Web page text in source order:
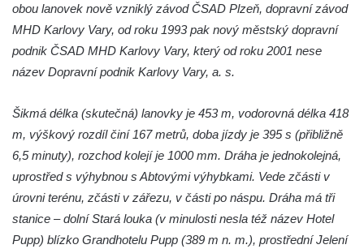
obou lanovek nově vzniklý závod ČSAD Plzeň, dopravní závod
MHD Karlovy Vary, od roku 1993 pak nový městský dopravní
podnik ČSAD MHD Karlovy Vary, který od roku 2001 nese
název Dopravní podnik Karlovy Vary, a. s.
Šikmá délka (skutečná) lanovky je 453 m, vodorovná délka 418
m, výškový rozdíl činí 167 metrů, doba jízdy je 395 s (přibližně
6,5 minuty), rozchod kolejí je 1000 mm. Dráha je jednokolejná,
uprostřed s výhybnou s Abtovými výhybkami. Vede zčásti v
úrovni terénu, zčásti v zářezu, v části po náspu. Dráha má tři
stanice – dolní Stará louka (v minulosti nesla též název Hotel
Pupp) blízko Grandhotelu Pupp (389 m n. m.), prostřední Jelení